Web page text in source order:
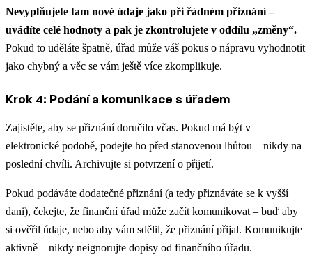
Nevyplňujete tam nové údaje jako při řádném přiznání –
uvádíte celé hodnoty a pak je zkontrolujete v oddílu „změny“.
Pokud to uděláte špatně, úřad může váš pokus o nápravu vyhodnotit
jako chybný a věc se vám ještě více zkomplikuje.
Krok 4: Podání a komunikace s úřadem
Zajistěte, aby se přiznání doručilo včas. Pokud má být v
elektronické podobě, podejte ho před stanovenou lhůtou – nikdy na
poslední chvíli. Archivujte si potvrzení o přijetí.
Pokud podáváte dodatečné přiznání (a tedy přiznáváte se k vyšší
dani), čekejte, že finanční úřad může začít komunikovat – buď aby
si ověřil údaje, nebo aby vám sdělil, že přiznání přijal. Komunikujte
aktivně – nikdy neignorujte dopisy od finančního úřadu.